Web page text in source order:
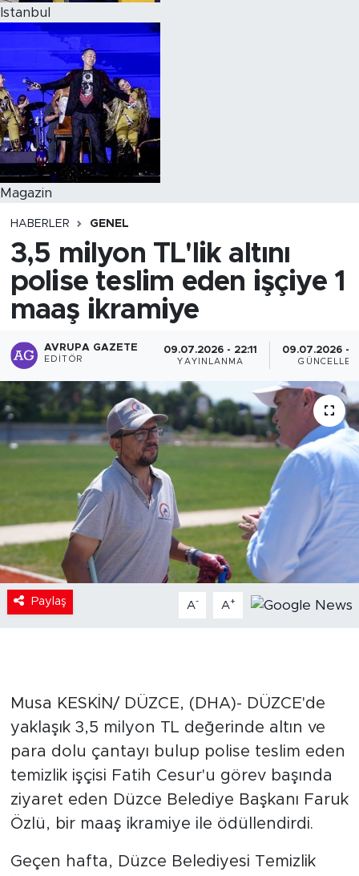
Istanbul
Magazin
HABERLER GENEL
3,5 milyon TL'lik altını
polise teslim eden işçiye 1
maaş ikramiye
AVRUPA GAZETE
EDITÖR
09.07.2026 - 22:11
YAYINLANMA
09.07.2026 -
Paylaş A- A+
Musa KESKİN/ DÜZCE, (DHA)- DÜZCE'de
yaklaşık 3,5 milyon TL değerinde altın ve
para dolu çantayı bulup polise teslim eden
temizlik işçisi Fatih Cesur'u görev başında
ziyaret eden Düzce Belediye Başkanı Faruk
Özlü, bir maaş ikramiye ile ödüllendirdi.
Geçen hafta, Düzce Belediyesi Temizlik